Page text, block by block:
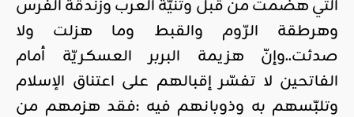
التي هضمت من قبل وثنيّة العرب وزندقة الفرس
وهرطقة الرّوم والقبط وما هزلت ولا
صدئت..وإنّ هزيمة البربر العسكريّة أمام
الفاتحين لا تفسّر إقبالهم على اعتناق الإسلام
وتلبّسهم به وذوبانهم فيه :فقد هزمهم من